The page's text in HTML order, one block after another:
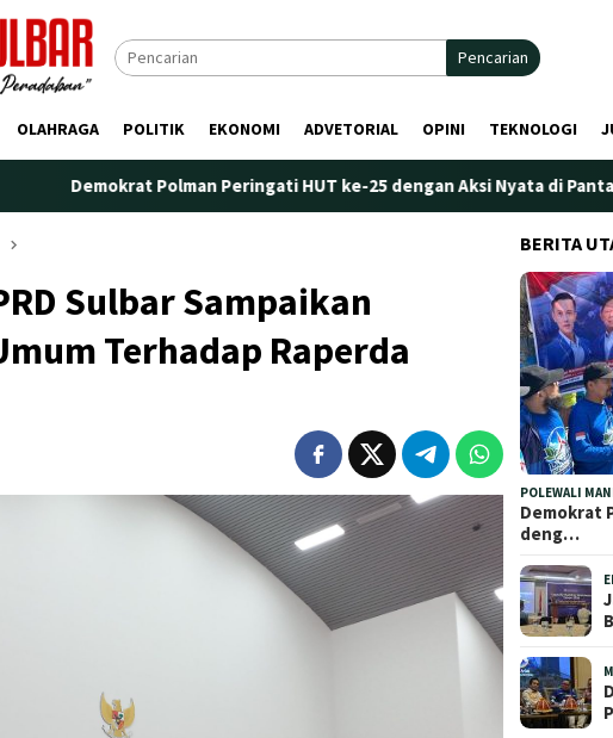
Pencarian
OLAHRAGA POLITIK EKONOMI ADVETORIAL OPINI TEKNOLOGI
Polman Peringati HUT ke-25 dengan Aksi Nyata di Pantai Palippis:
Sulbar Sampaikan
Terhadap Raperda
BERITA
POLEWALI
Demokrat
deng…